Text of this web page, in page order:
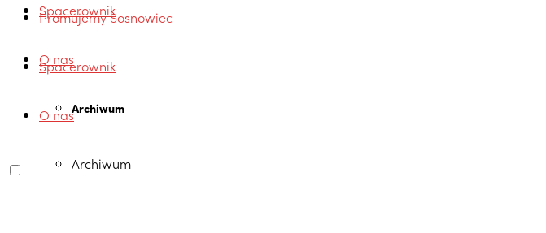
Spacerownik
O nas
Archiwum
Promujemy Sosnowiec
Spacerownik
O nas
Archiwum